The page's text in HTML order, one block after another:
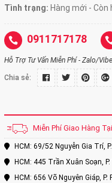
Tình trạng: Hàng mới - Còn
0911717178
Hỗ Trợ Tư Vấn Miễn Phí - Zalo/
Chia sẻ:
Miễn Phí Giao Hàng
HCM: 69/52 Nguyễn Gia Trí,
HCM: 445 Trần Xuân Soạn,
HCM: 656 Võ Nguyên Giáp,